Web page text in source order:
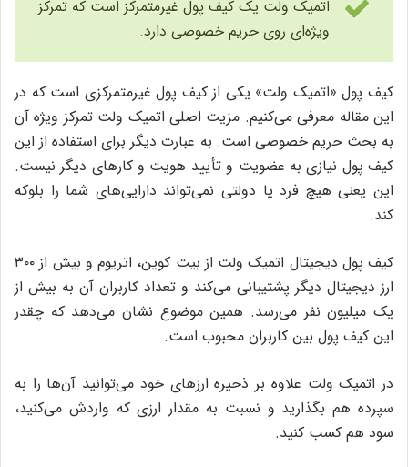
اتمیک ولت یک کیف پول غیرمتمرکز است که تمرکز
ویژه‌ای روی حریم خصوصی دارد.
کیف پول «اتمیک ولت» یکی از کیف پول غیرمتمرکزی است که در
این مقاله معرفی می‌کنیم. مزیت اصلی اتمیک ولت تمرکز ویژه‌ آن
به بحث حریم خصوصی است. به عبارت دیگر برای استفاده از این
کیف پول نیازی به عضویت و تأیید هویت و کارهای دیگر نیست.
این یعنی هیچ فرد یا دولتی نمی‌تواند دارایی‌های شما را بلوکه
کند.
کیف پول دیجیتال اتمیک ولت از بیت کوین، اتریوم و بیش از ۳۰۰
ارز دیجیتال دیگر پشتیبانی می‌کند و تعداد کاربران آن به بیش از
یک میلیون نفر می‌رسد. همین موضوع نشان می‌دهد که چقدر
این کیف پول بین کاربران محبوب است.
در اتمیک ولت علاوه بر ذحیره‌ ارزهای خود می‌توانید آن‌ها را به
سپرده هم بگذارید و نسبت به مقدار ارزی که واردش می‌کنید،
سود هم کسب کنید.